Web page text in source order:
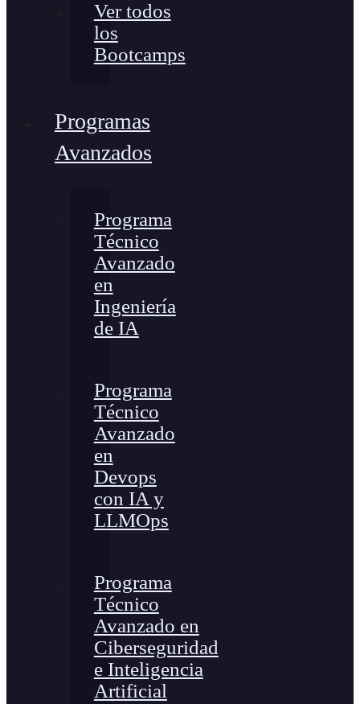
Ver todos
los
Bootcamps
Programas
Avanzados
Programa
Técnico
Avanzado
en
Ingeniería
de IA
Programa
Técnico
Avanzado
en
Devops
con IA y
LLMOps
Programa
Técnico
Avanzado en
Ciberseguridad
e Inteligencia
Artificial